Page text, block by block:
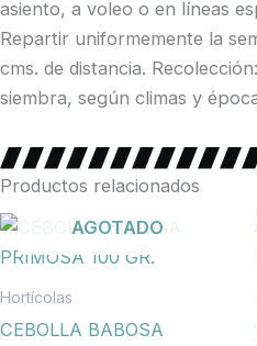
asiento, a voleo o en líneas
Repartir uniformemente la
cms. de distancia.
siembra, según climas y
Productos relacionados
AGOTADO
Hortícolas
CEBOLLA BABOSA